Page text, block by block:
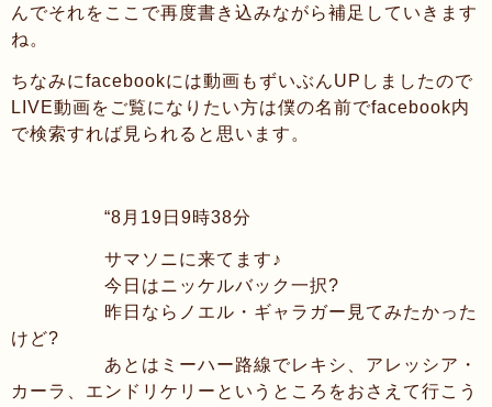
んでそれをここで再度書き込みながら補足していきます
ね。
ちなみにfacebookには動画もずいぶんUPしましたので
LIVE動画をご覧になりたい方は僕の名前でfacebook内
で検索すれば見られると思います。
“8月19日9時38分
サマソニに来てます♪
今日はニッケルバック一択?
昨日ならノエル・ギャラガー見てみたかった
けど?
あとはミーハー路線でレキシ、アレッシア・
カーラ、エンドリケリーというところをおさえて行こう